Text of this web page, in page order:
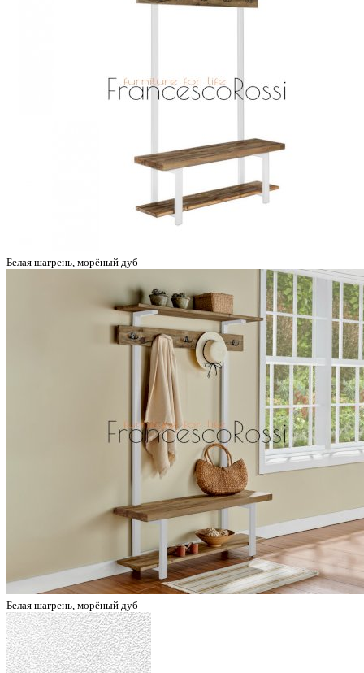
Белая шагрень, морёный дуб
Белая шагрень, морёный дуб